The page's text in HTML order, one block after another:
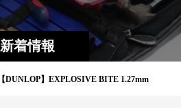
新着情報
【DUNLOP】EXPLOSIVE BITE 1.27mm